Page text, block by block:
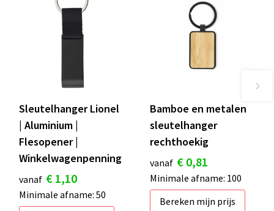
Sleutelhanger Lionel
| Aluminium |
Flesopener |
Winkelwagenpenning
vanaf € 1,10
Minimale afname: 50
Bamboe en metalen
sleutelhanger
rechthoekig
vanaf € 0,81
Minimale afname: 100
Bereken mijn prijs